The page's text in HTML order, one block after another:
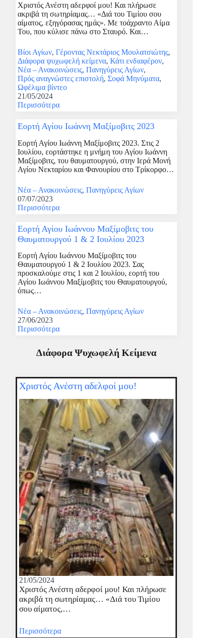
Χριστός Ανέστη αδερφοί μου! Και πλήρωσε
ακριβά τη σωτηρίαμας… «Διά του Τιμίου σου
αίματος, εξηγόρασας ημάς». Με τοάχραντο Αίμα
Του, που κύλισε πάνω στο Σταυρό. Και…
Βίοι Αγίων, Γέροντας Νεκτάριος Μουλατσιώτης,
Διάφορα ψυχωφελή κείμενα, Κάτι ενδιαφέρον,
Νέα – Ανακοινώσεις, Πανηγύρεις Αγίων,
Πρός αναγνώστες επιστολή, Σοφά Μηνύματα,
Ωφέλιμα βίντεο
21/05/2024
Περισσότερα
Εορτή Αγίου Ιωάννη Μαξίμοβιτς 2023
Εορτή Αγίου Ιωάννη Μαξίμοβιτς 2023. Στις 2
Ιουλίου, εορτάστηκε η μνήμη του Αγίου Ιωάννη
Μαξίμοβιτς, του θαυματουργού, στην Ιερά Μονή
Αγίου Νεκταρίου και Φανουρίου στο Τρίκορφο…
Νέα – Ανακοινώσεις, Πανηγύρεις Αγίων
07/07/2023
Περισσότερα
Εορτή Αγίου Ιωάννου Μαξίμοβιτς του
Θαυματουργού 1 & 2 Ιουλίου 2023
Εορτή Αγίου Ιωάννου Μαξίμοβιτς του
Θαυματουργού 1 & 2 Ιουλίου 2023. Σας
προσκαλούμε στις 1 και 2 Ιουλίου, εορτή του
Αγίου Ιωάννου Μαξίμοβιτς του Θαυματουργού,
όπως…
Νέα – Ανακοινώσεις, Πανηγύρεις Αγίων
27/06/2023
Περισσότερα
Διάφορα Ψυχωφελή Κείμενα
Χριστός Ανέστη αδελφοί μου!
21/05/2024
Χριστός Ανέστη αδερφοί μου! Και πλήρωσε
ακριβά τη σωτηρίαμας… «Διά του Τιμίου
σου αίματος,…
Περισσότερα